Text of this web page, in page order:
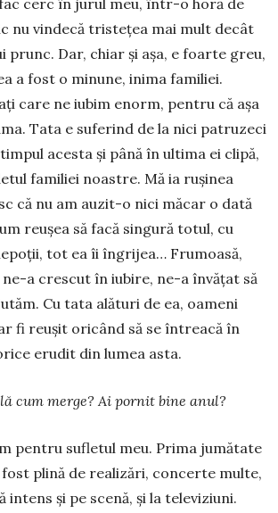
cerc în jurul meu, într-o horă de
nu vindecă tristeţea mai mult decât
prunc. Dar, chiar şi așa, e foarte greu,
a fost o minune, inima fami­li­ei.
care ne iu­bim enorm, pentru că aşa
Tata e suferind de la nici patruzeci
acesta şi până în ultima ei clipă,
familiei noastre. Mă ia ruşinea
că nu am auzit-o nici măcar o dată
reuşea să facă singură totul, cu
tot ea îi îngrijea… Frumoasă,
a crescut în iubire, ne-a învăţat să
Cu tata alături de ea, oameni
fi reușit oricând să se întreacă în
erudit din lumea asta.
cum merge? Ai pornit bine anul?
pentru sufletul meu. Prima jumătate
plină de realizări, concerte mul­­te,
şi pe scenă, şi la televiziuni.